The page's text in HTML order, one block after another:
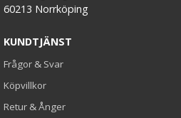
60213 Norrköping
KUNDTJÄNST
Frågor & Svar
Köpvillkor
Retur & Ånger